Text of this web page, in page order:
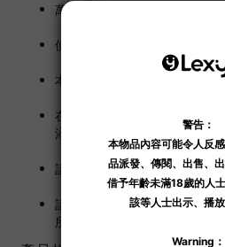
萬一進入眼睛，請即用清水沖洗
使用時如有不適，請立即停止使
本產品沒有避孕效能。
在性交前和性交期間皆適用於
添加份量。
請收納於兒童不能接觸的地方
請收納於陰涼之處所，避免陽
所。